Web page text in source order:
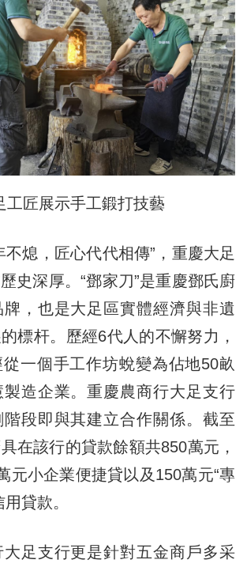
工匠展示手工鍛打技藝
熄，匠心代代相傳”，重慶大足
史深厚。“鄧家刀”是重慶鄧氏廚
，也是大足區實體經濟與非遺
標杆。歷經6代人的不懈努力，
一個手工作坊蛻變為佔地50畝
造企業。重慶農商行大足支行
段即與其建立合作關係。截至
在該行的貸款餘額共850萬元，
元小企業便捷貸以及150萬元“專
貸款。
支行更是針對五金商戶多采